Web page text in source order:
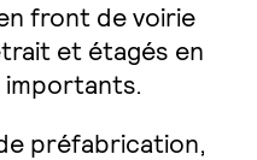
front de voirie
et étagés en
préfabrication,